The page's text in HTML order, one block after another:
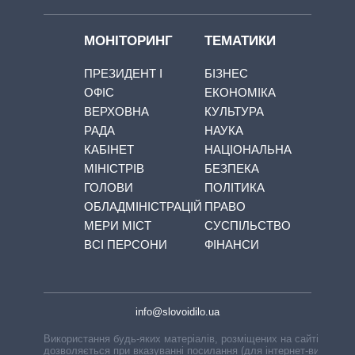
МОНІТОРИНГ
ПРЕЗИДЕНТ І
ОФІС
ВЕРХОВНА
РАДА
КАБІНЕТ
МІНІСТРІВ
ГОЛОВИ
ОБЛАДМІНІСТРАЦІЙ
МЕРИ МІСТ
ВСІ ПЕРСОНИ
ТЕМАТИКИ
БІЗНЕС
ЕКОНОМІКА
КУЛЬТУРА
НАУКА
НАЦІОНАЛЬНА
БЕЗПЕКА
ПОЛІТИКА
ПРАВО
СУСПІЛЬСТВО
ФІНАНСИ
info@slovoidilo.ua
Використання будь-яких матеріалів, розміщених на сайті,
дозволяється при вказуванні посилання (для інтернет-видань